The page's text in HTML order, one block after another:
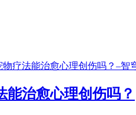
能治愈心理创伤吗？